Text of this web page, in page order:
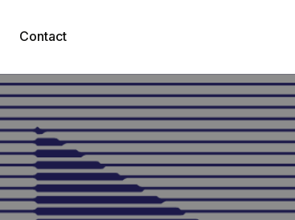
Contact